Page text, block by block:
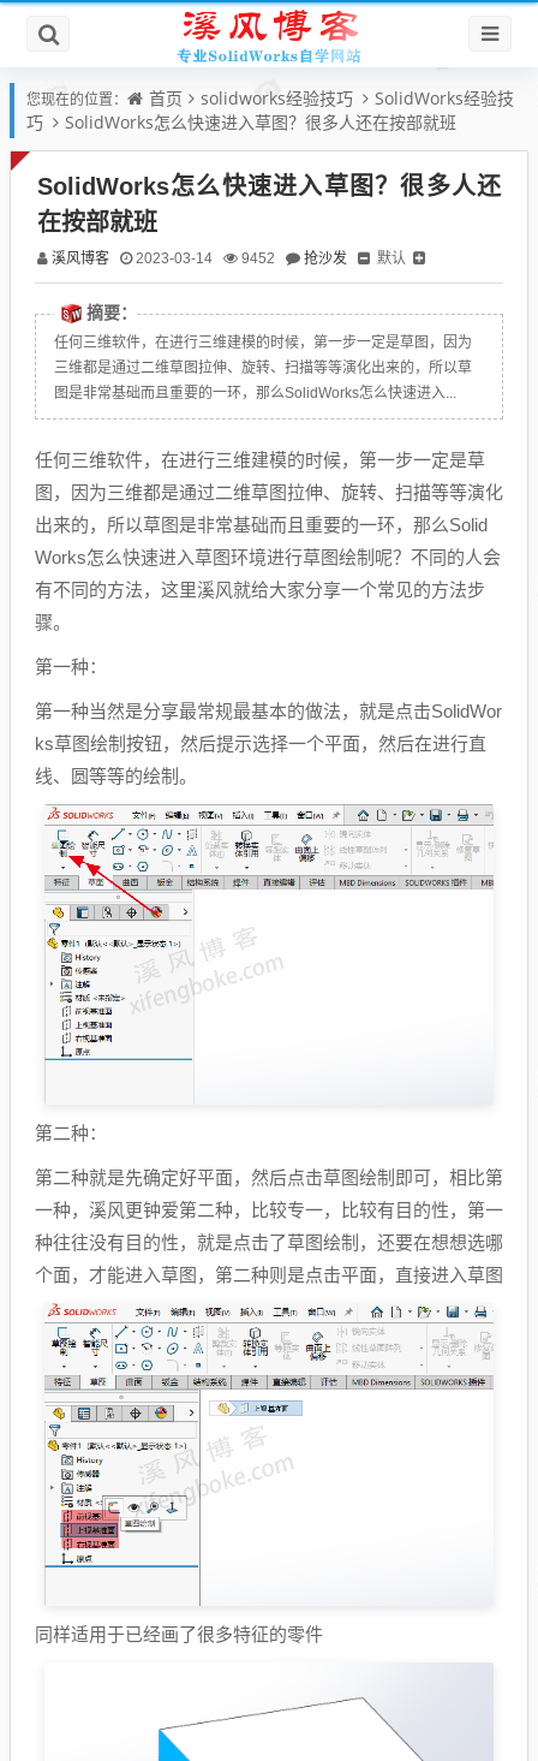
您现在的位置： 首页 solidworks经验技巧
SolidWorks经验技
巧
SolidWorks怎么快速进入草图？很多人还在按部就班
SolidWorks怎么快速进入草图？很多人还
在按部就班
溪风博客 2023-03-14 9452 抢沙发 默认
摘要：
任何三维软件，在进行三维建模的时候，第一步一定是草图，因为
三维都是通过二维草图拉伸、旋转、扫描等等演化出来的，所以草
图是非常基础而且重要的一环，那么SolidWorks怎么快速进入...
任何三维软件，在进行三维建模的时候，第一步一定是草
图，因为三维都是通过二维草图拉伸、旋转、扫描等等演化
出来的，所以草图是非常基础而且重要的一环，那么Solid
Works怎么快速进入草图环境进行草图绘制呢？不同的人会
有不同的方法，这里溪风就给大家分享一个常见的方法步
骤。
第一种：
第一种当然是分享最常规最基本的做法，就是点击SolidWor
ks草图绘制按钮，然后提示选择一个平面，然后在进行直
线、圆等等的绘制。
第二种：
第二种就是先确定好平面，然后点击草图绘制即可，相比第
一种，溪风更钟爱第二种，比较专一，比较有目的性，第一
种往往没有目的性，就是点击了草图绘制，还要在想想选哪
个面，才能进入草图，第二种则是点击平面，直接进入草图
同样适用于已经画了很多特征的零件